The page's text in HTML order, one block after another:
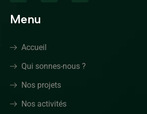
Menu
Accueil
Qui sonnes-nous ?
Nos projets
Nos activités